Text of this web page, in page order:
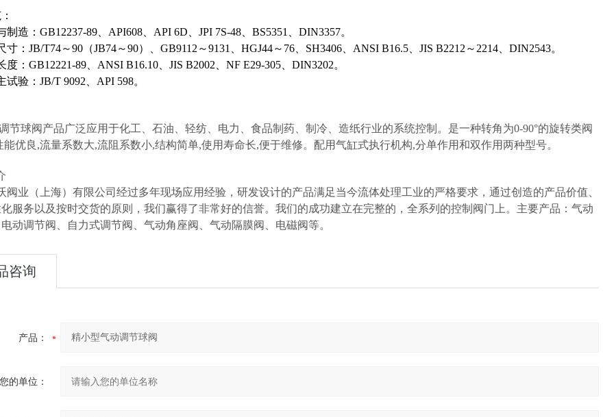
制造：GB12237-89、API608、API 6D、JPI 7S-48、BS5351、DIN3357。
寸：JB/T74～90（JB74～90）、GB9112～9131、HGJ44～76、SH3406、ANSI B16.5、JIS B2212～2214、DIN2543。
度：GB12221-89、ANSI B16.10、JIS B2002、NF E29-305、DIN3202。
试验：JB/T 9092、API 598。
阀产品广泛应用于化工、石油、轻纺、电力、食品制药、制冷、造纸行业的系统控制。是一种转角为0-90°的旋转类阀
能优良,流量系数大,流阻系数小,结构简单,使用寿命长,便于维修。配用气缸式执行机构,分单作用和双作用两种型号。
（上海）有限公司经过多年现场应用经验，研发设计的产品满足当今流体处理工业的严格要求，通过创造的产品价值、
服务以及按时交货的原则，我们赢得了非常好的信誉。我们的成功建立在完整的，全系列的控制阀门上。主要产品：气动
动调节阀、自力式调节阀、气动角座阀、气动隔膜阀、电磁阀等。
咨询
产品：
您的单位：